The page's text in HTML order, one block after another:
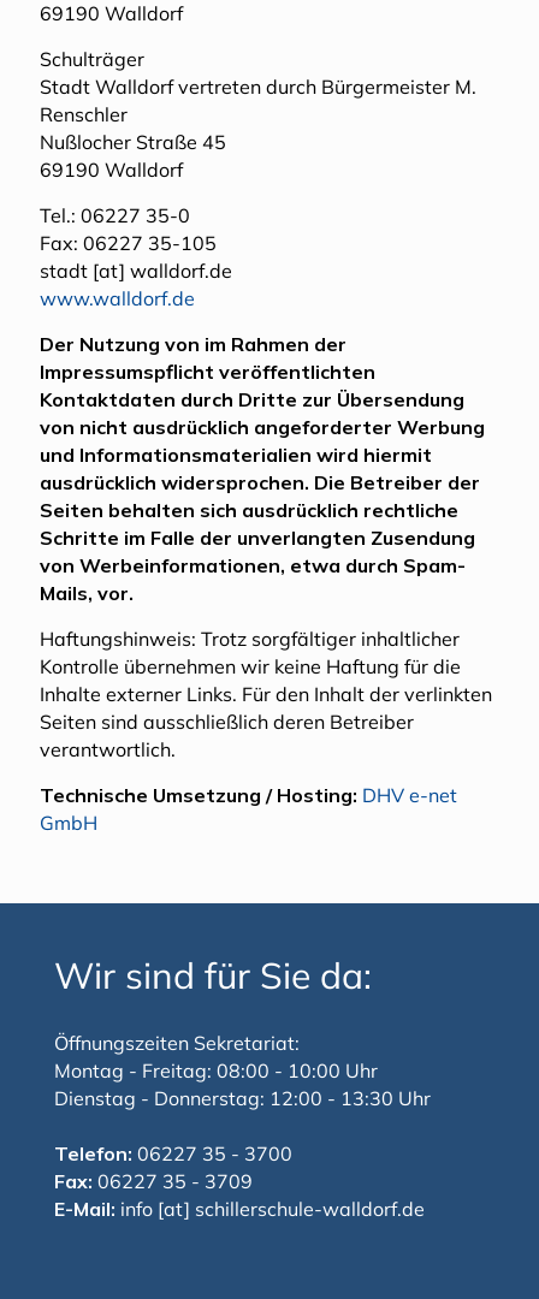
69190 Walldorf
Schulträger
Stadt Walldorf vertreten durch Bürgermeister M.
Renschler
Nußlocher Straße 45
69190 Walldorf
Tel.: 06227 35-0
Fax: 06227 35-105
stadt [at] walldorf.de
www.walldorf.de
Der Nutzung von im Rahmen der
Impressumspflicht veröffentlichten
Kontaktdaten durch Dritte zur Übersendung
von nicht ausdrücklich angeforderter Werbung
und Informationsmaterialien wird hiermit
ausdrücklich widersprochen. Die Betreiber der
Seiten behalten sich ausdrücklich rechtliche
Schritte im Falle der unverlangten Zusendung
von Werbeinformationen, etwa durch Spam-
Mails, vor.
Haftungshinweis: Trotz sorgfältiger inhaltlicher
Kontrolle übernehmen wir keine Haftung für die
Inhalte externer Links. Für den Inhalt der verlinkten
Seiten sind ausschließlich deren Betreiber
verantwortlich.
Technische Umsetzung / Hosting: DHV e-net
GmbH
Wir sind für Sie da:
Öffnungszeiten Sekretariat:
Montag - Freitag: 08:00 - 10:00 Uhr
Dienstag - Donnerstag: 12:00 - 13:30 Uhr
Telefon: 06227 35 - 3700
Fax: 06227 35 - 3709
E-Mail: info [at] schillerschule-walldorf.de